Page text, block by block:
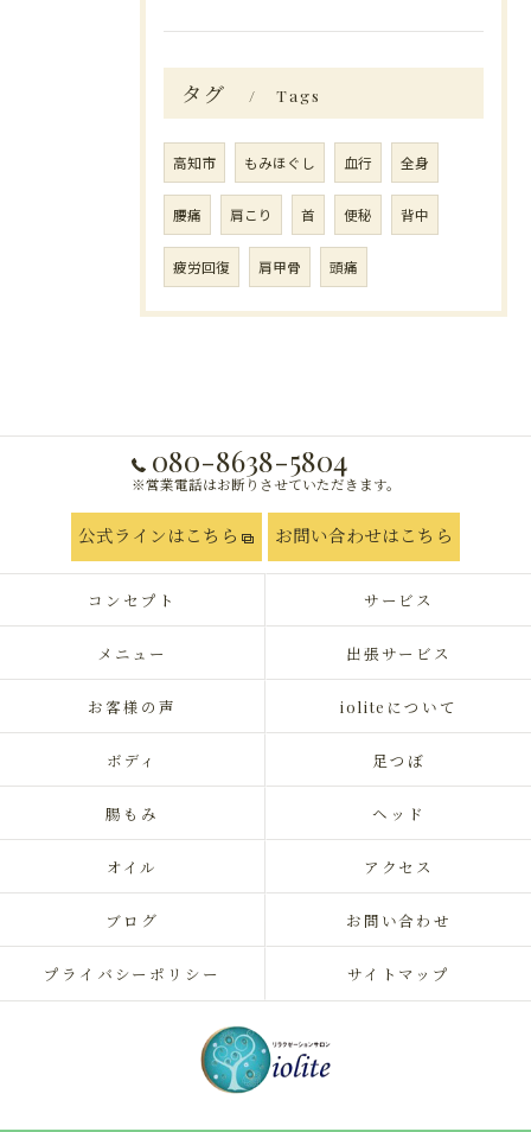
タグ Tags
高知市 もみほぐし 血行 全身
腰痛 肩こり 首 便秘 背中
疲労回復 肩甲骨 頭痛
080-8638-5804
※営業電話はお断りさせていただきます。
公式ラインはこちら お問い合わせはこちら
コンセプト サービス
メニュー 出張サービス
お客様の声 ioliteについて
ボディ 足つぼ
腸もみ ヘッド
オイル アクセス
ブログ お問い合わせ
プライバシーポリシー サイトマップ